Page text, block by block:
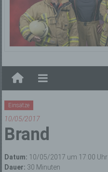
Freiwilligen
Feuerwehr
Elzach
Einsätze
10/05/2017
Brand
Datum: 10/05/2017 um 17:00 Uhr
Dauer: 30 Minuten